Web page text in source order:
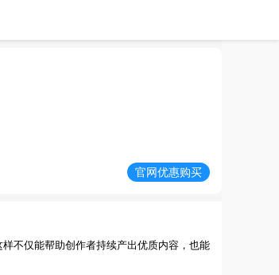
官网优惠购买
不仅能帮助创作者持续产出优质内容，也能